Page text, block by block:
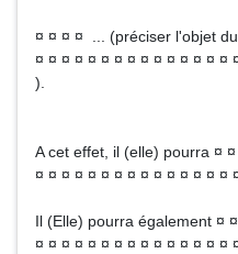
¤ ¤ ¤ ¤ ... (préciser l'objet
¤ ¤ ¤ ¤ ¤ ¤ ¤ ¤ ¤ ¤ ¤ ¤ ¤ ¤ ¤
).
A cet effet, il (elle) pourra ¤
¤ ¤ ¤ ¤ ¤ ¤ ¤ ¤ ¤ ¤ ¤ ¤ ¤ ¤ ¤
Il (Elle) pourra également ¤
¤ ¤ ¤ ¤ ¤ ¤ ¤ ¤ ¤ ¤ ¤ ¤ ¤ ¤ ¤